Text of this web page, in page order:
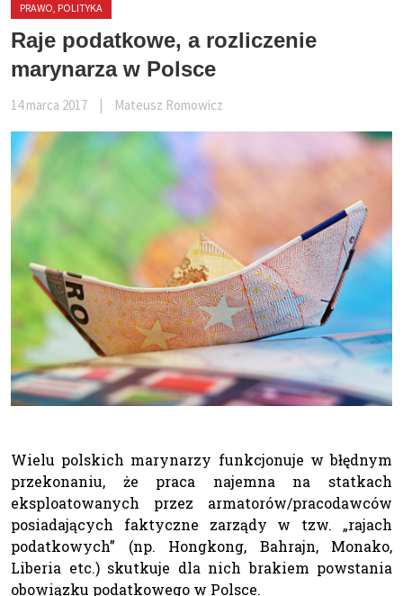
PRAWO, POLITYKA
Raje podatkowe, a rozliczenie
marynarza w Polsce
14 marca 2017 Mateusz Romowicz
Wielu polskich marynarzy funkcjonuje w błędnym
przekonaniu, że praca najemna na statkach
eksploatowanych przez armatorów/pracodawców
posiadających faktyczne zarządy w tzw. „rajach
podatkowych” (np. Hongkong, Bahrajn, Monako,
Liberia etc.) skutkuje dla nich brakiem powstania
obowiązku podatkowego w Polsce.